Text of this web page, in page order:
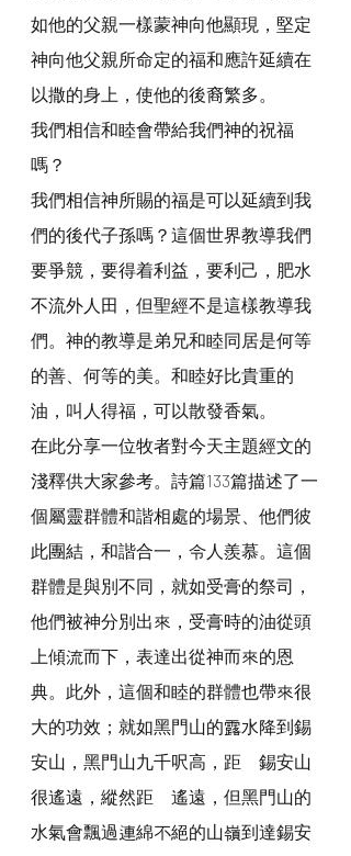
如他的父親一樣蒙神向他顯現，堅定
神向他父親所命定的福和應許延續在
以撒的身上，使他的後裔繁多。
我們相信和睦會帶給我們神的祝福
嗎？
我們相信神所賜的福是可以延續到我
們的後代子孫嗎？這個世界教導我們
要爭競，要得着利益，要利己，肥水
不流外人田，但聖經不是這樣教導我
們。神的教導是弟兄和睦同居是何等
的善、何等的美。和睦好比貴重的
油，叫人得福，可以散發香氣。
在此分享一位牧者對今天主題經文的
淺釋供大家參考。詩篇133篇描述了一
個屬靈群體和諧相處的場景、他們彼
此團結，和諧合一，令人羨慕。這個
群體是與別不同，就如受膏的祭司，
他們被神分別出來，受膏時的油從頭
上傾流而下，表達出從神而來的恩
典。此外，這個和睦的群體也帶來很
大的功效；就如黑門山的露水降到錫
安山，黑門山九千呎高，距離錫安山
很遙遠，縱然距離遙遠，但黑門山的
水氣會飄過連綿不絕的山嶺到達錫安